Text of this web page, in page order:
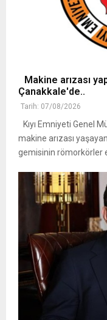
Makine arızası
Çanakkale'de..
Tarih: 07/08/2026
Kıyı Emniyeti Genel
makine arızası
gemisinin römorkörler